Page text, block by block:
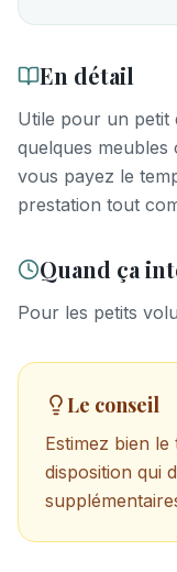
En détail
Utile pour un petit
quelques
vous payez le
prestation tout
Quand ça
Pour les petits
Le conseil
Estimez bien le
disposition qui